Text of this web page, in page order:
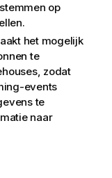
op
het mogelijk
te
zodat
events
te
naar